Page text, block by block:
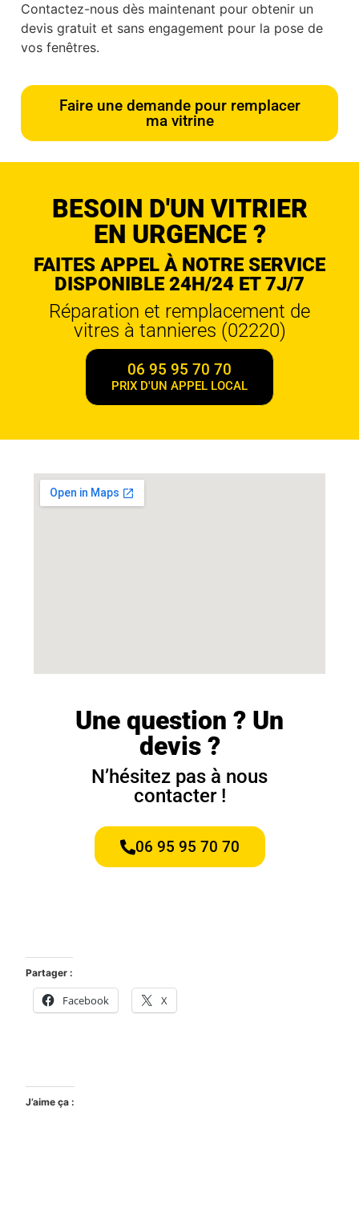
Contactez-nous dès maintenant pour obtenir un
devis gratuit et sans engagement pour la pose de
vos fenêtres.
Faire une demande pour remplacer
ma vitrine
BESOIN D'UN VITRIER
EN URGENCE ?
FAITES APPEL À NOTRE SERVICE
DISPONIBLE 24H/24 ET 7J/7
Réparation et remplacement de
vitres à tannieres (02220)
06 95 95 70 70
PRIX D'UN APPEL LOCAL
Une question ? Un
devis ?
N’hésitez pas à nous
contacter !
06 95 95 70 70
Partager :
Facebook X
J’aime ça :